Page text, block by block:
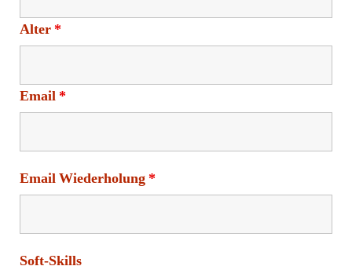
Alter *
Email *
Email Wiederholung *
Soft-Skills